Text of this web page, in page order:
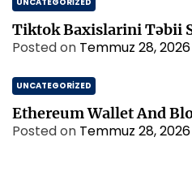
Tiktok Baxislarini Təbii
Posted on Temmuz 28, 2026
UNCATEGORIZED
Ethereum Wallet And
Posted on Temmuz 28, 2026